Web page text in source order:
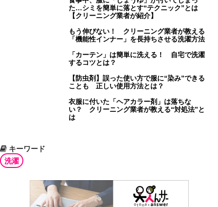
た…シミを簡単に落とす“テクニック”とは
【クリーニング業者が紹介】
もう伸びない！ クリーニング業者が教える
「機能性インナー」を長持ちさせる洗濯方法
「カーテン」は簡単に洗える！ 自宅で洗濯
するコツとは？
【防虫剤】誤った使い方で服に“染み”できる
ことも 正しい使用方法とは？
衣服に付いた「ヘアカラー剤」は落ちな
い？ クリーニング業者が教える“対処法”と
は
キーワード
洗濯